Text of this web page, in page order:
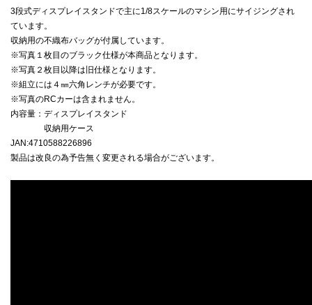
3段式ディスプレイスタンドで主に1/8スケールのマシン用にサイジングされ
ています。
収納用の不織布バッグが付属しています。
※写真１枚目のブラック仕様が本商品となります。
※写真２枚目以降は旧仕様となります。
※組立には４㎜六角レンチが必要です。
※写真のRCカーは含まれません。
内容量：ディスプレイスタンド
収納用ケース
JAN:4710588226896
製品は改良の為予告無く変更される場合がございます。